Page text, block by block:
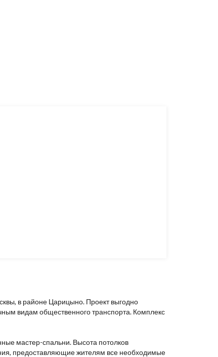
в районе Царицыно. Проект выгодно
видам общественного транспорта. Комплекс
мастер-спальни. Высота потолков
предоставляющие жителям все необходимые